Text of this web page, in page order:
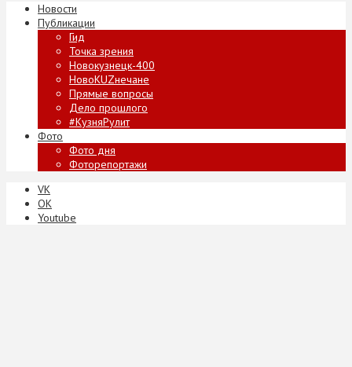
Новости
Публикации
Гид
Точка зрения
Новокузнецк-400
НовоKUZнечане
Прямые вопросы
Дело прошлого
#КузняРулит
Фото
Фото дня
Фоторепортажи
VK
ОК
Youtube